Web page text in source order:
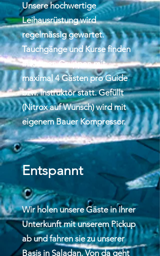
Unsere hochwertige
Leihausrüstung wird
regelmässig gewartet.
Tauchgänge und Kurse finden
in kleinen Gruppen mit
maximal 4 Gästen pro Guide
bzw. Instruktor statt. Gefüllt
(Nitrox auf Wunsch) wird mit
eigenem Bauer Kompressor.
Entspannt
Wir holen unsere Gäste in ihrer
Unterkunft mit unserem Pickup
ab und fahren sie zu unserer
Basis in Saladan. Von da geht